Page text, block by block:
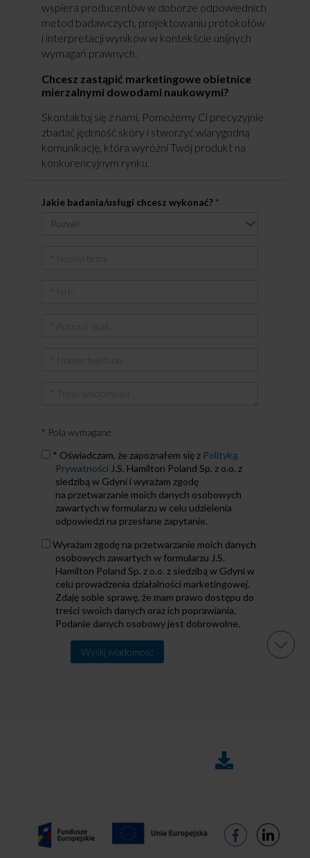
wspiera producentów w doborze odpowiednich
metod badawczych, projektowaniu protokołów
i interpretacji wyników w kontekście unijnych
wymagań prawnych.
Chcesz zastąpić marketingowe obietnice
mierzalnymi dowodami naukowymi?
Skontaktuj się z nami. Pomożemy Ci precyzyjnie
zbadać jędrność skóry i stworzyć wiarygodną
komunikację, która wyróżni Twój produkt na
konkurencyjnym rynku.
Jakie badania/usługi chcesz wykonać? *
* Pola wymagane
Zapoznałem
Polityką
Prywatności
* Oświadczam, że zapoznałem się z Polityką
PrywatnościJ.S. Hamilton Poland Sp. z o.o. z
siedzibą w Gdyni i wyrażam zgodę
na przetwarzanie moich danych osobowych
zawartych w formularzu w celu udzielenia
odpowiedzi na przesłane zapytanie.
Dane
osobowe
Wyrażam zgodę na przetwarzanie moich danych
osobowych zawartych w formularzu J.S.
Hamilton Poland Sp. z o.o. z siedzibą w Gdyni w
celu prowadzenia działalności marketingowej.
Zdaję sobie sprawę, że mam prawo dostępu do
treści swoich danych oraz ich poprawiania.
Podanie danych osobowy jest dobrowolne.
DO